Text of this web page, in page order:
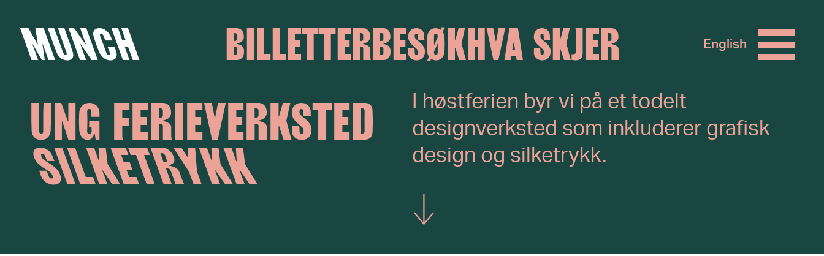
MUNCH BILLETTERBESØKHVA SKJER English
UNG FERIEVERKSTED
SILKETRYKK
I høstferien byr vi på et todelt
designverksted som inkluderer grafisk
design og silketrykk.
Vis mer